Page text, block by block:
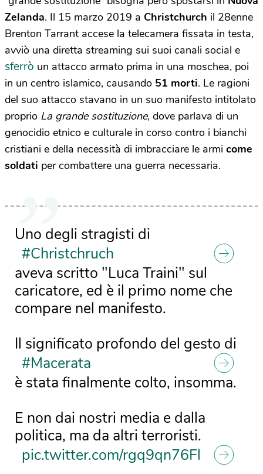
Zelanda. Il 15 marzo 2019 a Christchurch il 28enne
Brenton Tarrant accese la telecamera fissata in testa,
avviò una diretta streaming sui suoi canali social e
sferrò un attacco armato prima in una moschea, poi
in un centro islamico, causando 51 morti. Le ragioni
del suo attacco stavano in un suo manifesto intitolato
proprio La grande sostituzione, dove parlava di un
genocidio etnico e culturale in corso contro i bianchi
cristiani e della necessità di imbracciare le armi come
soldati per combattere una guerra necessaria.
Uno degli stragisti di
#Christchruch
aveva scritto "Luca Traini" sul
caricatore, ed è il primo nome che
compare nel manifesto.
Il significato profondo del gesto di
#Macerata
è stata finalmente colto, insomma.
E non dai nostri media e dalla
politica, ma da altri terroristi.
pic.twitter.com/rgq9qn76Fl